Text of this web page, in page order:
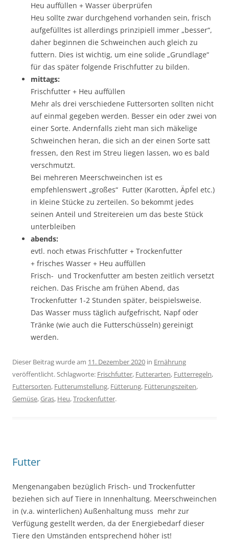
Heu auffüllen + Wasser überprüfen
Heu sollte zwar durchgehend vorhanden sein, frisch
aufgefülltes ist allerdings prinzipiell immer „besser“,
daher beginnen die Schweinchen auch gleich zu
futtern. Dies ist wichtig, um eine solide „Grundlage“
für das später folgende Frischfutter zu bilden.
mittags:
Frischfutter + Heu auffüllen
Mehr als drei verschiedene Futtersorten sollten nicht
auf einmal gegeben werden. Besser ein oder zwei von
einer Sorte. Andernfalls zieht man sich mäkelige
Schweinchen heran, die sich an der einen Sorte satt
fressen, den Rest im Streu liegen lassen, wo es bald
verschmutzt.
Bei mehreren Meerschweinchen ist es
empfehlenswert „großes“ Futter (Karotten, Äpfel etc.)
in kleine Stücke zu zerteilen. So bekommt jedes
seinen Anteil und Streitereien um das beste Stück
unterbleiben
abends:
evtl. noch etwas Frischfutter + Trockenfutter
+ frisches Wasser + Heu auffüllen
Frisch- und Trockenfutter am besten zeitlich versetzt
reichen. Das Frische am frühen Abend, das
Trockenfutter 1-2 Stunden später, beispielsweise.
Das Wasser muss täglich aufgefrischt, Napf oder
Tränke (wie auch die Futterschüsseln) gereinigt
werden.
Dieser Beitrag wurde am 11. Dezember 2020 in Ernährung
veröffentlicht. Schlagworte: Frischfutter, Futterarten, Futterregeln,
Futtersorten, Futterumstellung, Fütterung, Fütterungszeiten,
Gemüse,Gras, Heu,Trockenfutter.
Futter
Mengenangaben bezüglich Frisch- und Trockenfutter
beziehen sich auf Tiere in Innenhaltung. Meerschweinchen
in (v.a. winterlichen) Außenhaltung muss mehr zur
Verfügung gestellt werden, da der Energiebedarf dieser
Tiere den Umständen entsprechend höher ist!